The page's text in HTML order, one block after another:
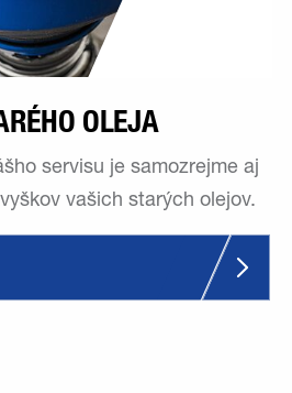
OLEJA
servisu je samozrejme aj
vašich starých olejov.